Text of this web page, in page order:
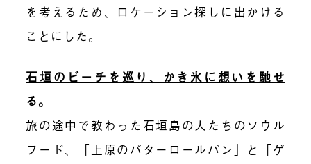
を考えるため、ロケーション探しに出かける
ことにした。
石垣のビーチを巡り、かき氷に想いを馳せ
る。
旅の途中で教わった石垣島の人たちのソウル
フード、「上原のバターロールパン」と「ゲ